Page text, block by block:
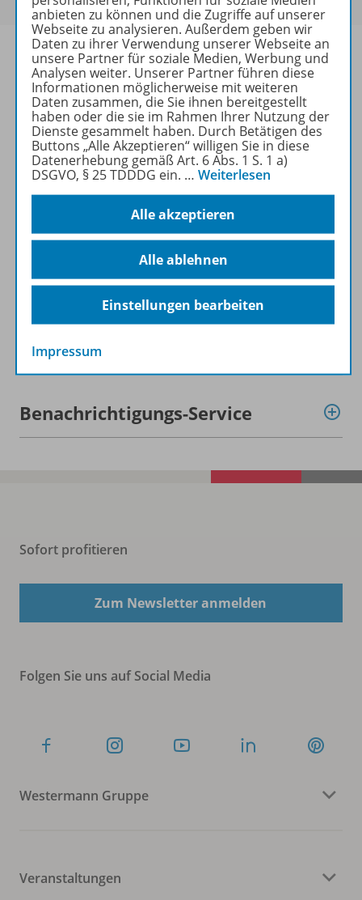
Produktinformationen
Beschreibung
Lizenzbedingungen
Zugehörige Produkte
Demoversion
Benachrichtigungs-Service
Sofort profitieren
Zum Newsletter anmelden
Folgen Sie uns auf Social Media
Westermann Gruppe
Veranstaltungen
anbieten zu können und die Zugriffe auf unserer
Webseite zu analysieren. Außerdem geben wir
Daten zu ihrer Verwendung unserer Webseite an
unsere Partner für soziale Medien, Werbung und
Analysen weiter. Unserer Partner führen diese
Informationen möglicherweise mit weiteren
Daten zusammen, die Sie ihnen bereitgestellt
haben oder die sie im Rahmen Ihrer Nutzung der
Dienste gesammelt haben. Durch Betätigen des
Buttons „Alle Akzeptieren“ willigen Sie in diese
Datenerhebung gemäß Art. 6 Abs. 1 S. 1 a)
DSGVO, § 25 TDDDG ein. … Weiterlesen
Alle akzeptieren
Alle ablehnen
Einstellungen bearbeiten
Impressum